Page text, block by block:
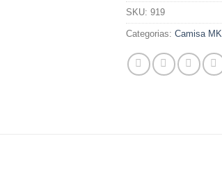
SKU: 919
Categorias: Camisa MK